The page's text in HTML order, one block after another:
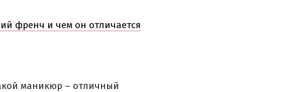
френч и чем он отличается
маникюр – отличный